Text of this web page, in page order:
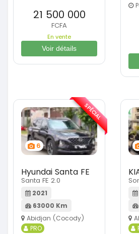
21 500 000
FCFA
En vente
Voir détails
6
Hyundai Santa FE
Santa FE 2.0
2021
63000 Km
Abidjan (Cocody)
PRO
SPÉCIAL